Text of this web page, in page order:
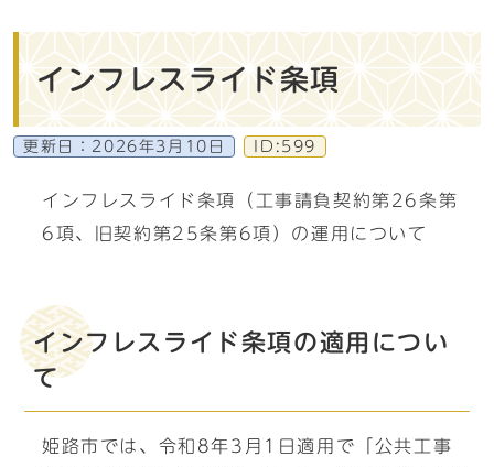
インフレスライド条項
更新日： 2026年3月10日 ID:599
インフレスライド条項（工事請負契約第26条第
6項、旧契約第25条第6項）の運用について
インフレスライド条項の適用につい
て
姫路市では、令和8年3月1日適用で「公共工事